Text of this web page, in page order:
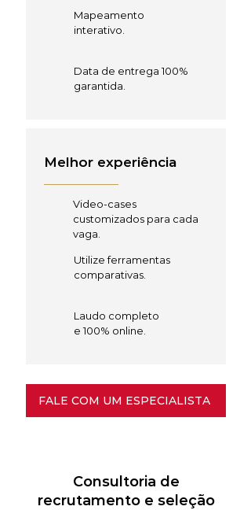
Mapeamento
interativo.
Data de entrega 100%
garantida.
Melhor experiência
Video-cases
customizados para cada
vaga.
Utilize ferramentas
comparativas.
Laudo completo
e 100% online.
FALE COM UM ESPECIALISTA
Consultoria de
recrutamento e seleção